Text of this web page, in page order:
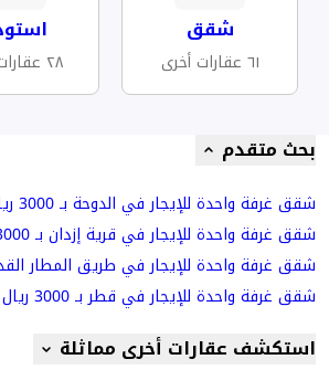
شقق
٦١ عقارات أخرى ٢٨ عقارات أخرى
بحث متقدم
شقق غرفة واحدة للإيجار في الدوحة بـ 3000 ريال شهريا
شقق غرفة واحدة للإيجار في قرية إزدان بـ 3000 ريال شهريا
شقق غرفة واحدة للإيجار في طريق المطار القديم بـ 3000
شقق غرفة واحدة للإيجار في قطر بـ 3000 ريال شهريا
استكشف عقارات أخرى مماثلة